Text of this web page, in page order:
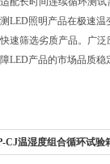
LED照明产品在极速
速筛选劣质产品。广
LED产品的市场品质稳
CJ温湿度组合循环试验